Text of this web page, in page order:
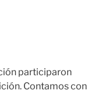
participaron
Contamos con